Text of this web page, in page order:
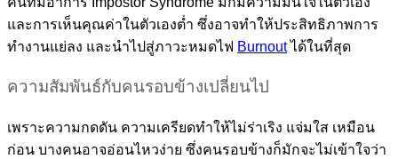
และการเห็นคุณค่าในตัวเองต่ำ ซึ่งอาจทำให้ประสิทธิภาพการ
ทำงานแย่ลง และนำไปสู่ภาวะหมดไฟ Burnoutได้ในที่สุด
ความสัมพันธ์กับคนรอบข้างเปลี่ยนไป
เพราะความกดดัน ความเครียดทำให้ไม่ร่าเริง แจ่มใส เหมือน
ก่อน บางคนอาจอ่อนไหวง่าย ซึ่งคนรอบข้างก็มักจะไม่เข้าใจว่า